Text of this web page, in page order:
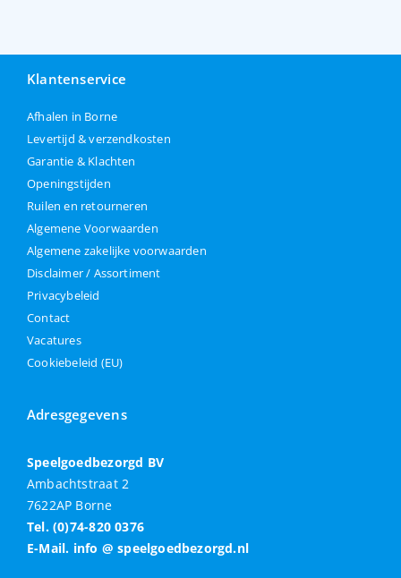
Klantenservice
Afhalen in Borne
Levertijd & verzendkosten
Garantie & Klachten
Openingstijden
Ruilen en retourneren
Algemene Voorwaarden
Algemene zakelijke voorwaarden
Disclaimer / Assortiment
Privacybeleid
Contact
Vacatures
Cookiebeleid (EU)
Adresgegevens
Speelgoedbezorgd BV
Ambachtstraat 2
7622AP Borne
Tel. (0)74-820 0376
E-Mail. info @ speelgoedbezorgd.nl